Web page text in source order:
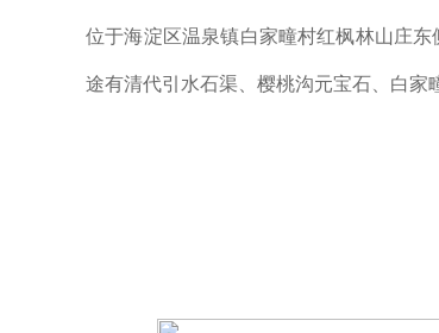
位于海淀区温泉镇白家疃村红枫林山庄
途有清代引水石渠、樱桃沟元宝石、白家